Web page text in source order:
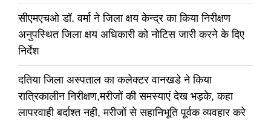
सीएमएचओ डॉ. वर्मा ने जिला क्षय केन्द्र का किया निरीक्षण
अनुपस्थित जिला क्षय अधिकारी को नोटिस जारी करने के दिए
निर्देश
दतिया जिला अस्पताल का कलेक्टर वानखडे ने किया
रात्रिकालीन निरीक्षण,मरीजों की समस्याएं देख भड़के, कहा
लापरवाही बर्दाश्त नही, मरीजों से सहानिभूति पूर्वक व्यवहार करे